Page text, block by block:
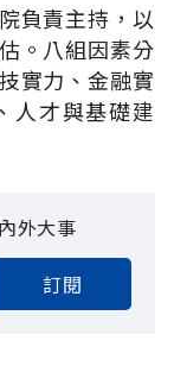
負責主持，以
。八組因素分
實力、金融實
人才與基礎建
外大事
訂閱